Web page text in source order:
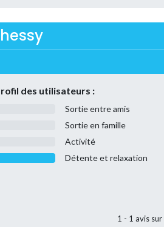
des utilisateurs :
Sortie entre amis
Sortie en famille
Activité
Détente et relaxation
1 - 1 avis sur